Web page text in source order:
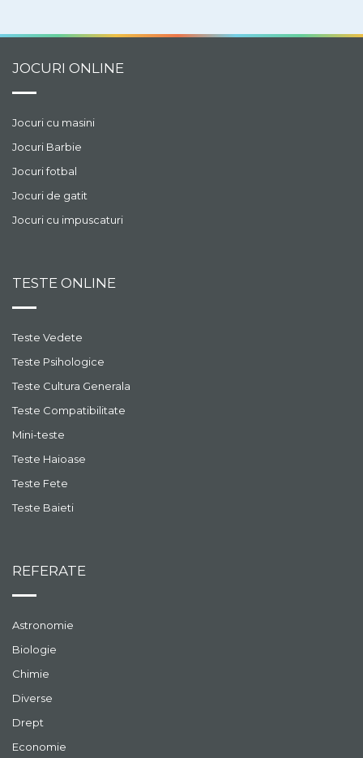
JOCURI ONLINE
Jocuri cu masini
Jocuri Barbie
Jocuri fotbal
Jocuri de gatit
Jocuri cu impuscaturi
TESTE ONLINE
Teste Vedete
Teste Psihologice
Teste Cultura Generala
Teste Compatibilitate
Mini-teste
Teste Haioase
Teste Fete
Teste Baieti
REFERATE
Astronomie
Biologie
Chimie
Diverse
Drept
Economie